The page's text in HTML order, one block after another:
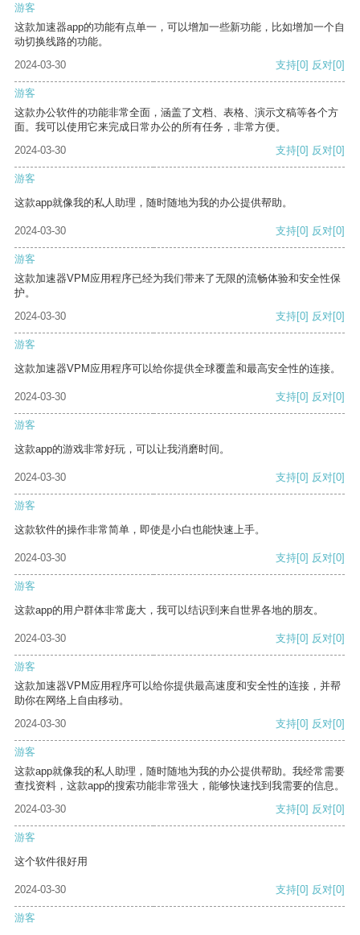
游客
这款加速器app的功能有点单一，可以增加一些新功能，比如增加一个自
动切换线路的功能。
2024-03-30
支持[0] 反对[0]
游客
这款办公软件的功能非常全面，涵盖了文档、表格、演示文稿等各个方
面。我可以使用它来完成日常办公的所有任务，非常方便。
2024-03-30
支持[0] 反对[0]
游客
这款app就像我的私人助理，随时随地为我的办公提供帮助。
2024-03-30 支持[0] 反对[0]
游客
这款加速器VPM应用程序已经为我们带来了无限的流畅体验和安全性保
护。
2024-03-30
支持[0] 反对[0]
游客
这款加速器VPM应用程序可以给你提供全球覆盖和最高安全性的连接。
2024-03-30 支持[0] 反对[0]
游客
这款app的游戏非常好玩，可以让我消磨时间。
2024-03-30 支持[0] 反对[0]
游客
这款软件的操作非常简单，即使是小白也能快速上手。
2024-03-30 支持[0] 反对[0]
游客
这款app的用户群体非常庞大，我可以结识到来自世界各地的朋友。
2024-03-30 支持[0] 反对[0]
游客
这款加速器VPM应用程序可以给你提供最高速度和安全性的连接，并帮
助你在网络上自由移动。
2024-03-30
支持[0] 反对[0]
游客
这款app就像我的私人助理，随时随地为我的办公提供帮助。我经常需要
查找资料，这款app的搜索功能非常强大，能够快速找到我需要的信息。
2024-03-30
支持[0] 反对[0]
游客
这个软件很好用
2024-03-30 支持[0] 反对[0]
游客